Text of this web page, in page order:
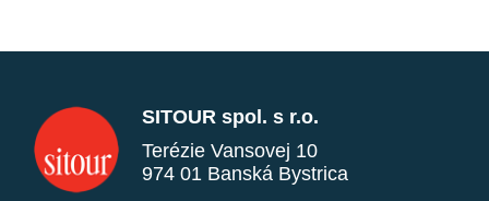
SITOUR spol. s r.o.
Terézie Vansovej 10
974 01 Banská Bystrica